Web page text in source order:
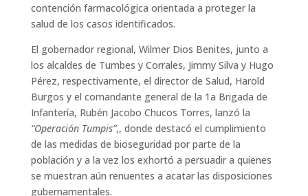
contención farmacológica orientada a proteger la
salud de los casos identificados.
El gobernador regional, Wilmer Dios Benites, junto a
los alcaldes de Tumbes y Corrales, Jimmy Silva y Hugo
Pérez, respectivamente, el director de Salud, Harold
Burgos y el comandante general de la 1a Brigada de
Infantería, Rubén Jacobo Chucos Torres, lanzó la
“Operación Tumpis”,, donde destacó el cumplimiento
de las medidas de bioseguridad por parte de la
población y a la vez los exhortó a persuadir a quienes
se muestran aún renuentes a acatar las disposiciones
gubernamentales.